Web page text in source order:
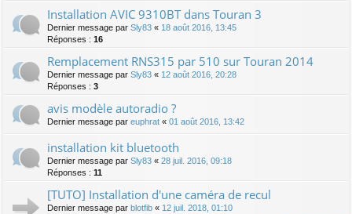
Installation AVIC 9310BT dans Touran 3
Dernier message par Sly83 « 18 août 2016, 13:45
Réponses : 16
Remplacement RNS315 par 510 sur Touran 2014
Dernier message par Sly83 « 12 août 2016, 20:28
Réponses : 3
avis modèle autoradio ?
Dernier message par euphrat « 01 août 2016, 13:42
installation kit bluetooth
Dernier message par Sly83 « 28 juil. 2016, 09:18
Réponses : 11
[TUTO] Installation d'une caméra de recul
Dernier message par blotfib « 12 juil. 2018, 01:10